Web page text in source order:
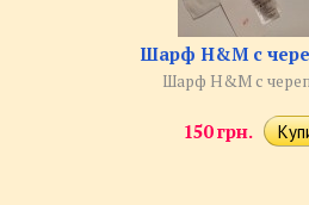
Шарф H&M с
Шарф H&M с
150 грн.